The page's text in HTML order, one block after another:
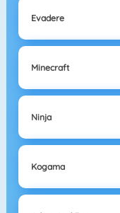
Evadere
Minecraft
Ninja
Kogama